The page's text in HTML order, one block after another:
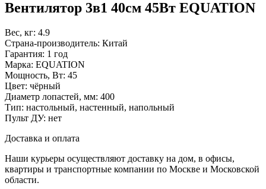
Вентилятор 3в1 40см 45Вт EQUATION
Вес, кг: 4.9
Страна-производитель: Китай
Гарантия: 1 год
Марка: EQUATION
Мощность, Вт: 45
Цвет: чёрный
Диаметр лопастей, мм: 400
Тип: настольный, настенный, напольный
Пульт ДУ: нет
Доставка и оплата
Наши курьеры осуществляют доставку на дом, в офисы,
квартиры и транспортные компании по Москве и Московской
области.